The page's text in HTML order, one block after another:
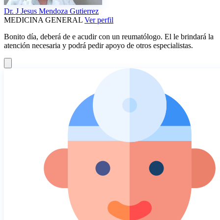
Dr. J Jesus Mendoza Gutierrez
MEDICINA GENERAL Ver perfil
Bonito día, deberá de e acudir con un reumatólogo. El le brindará la
atención necesaria y podrá pedir apoyo de otros especialistas.